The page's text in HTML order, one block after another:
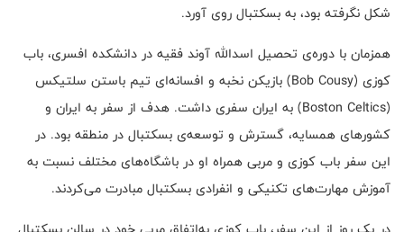
شکل نگرفته بود، به بسکتبال روی آورد.
همزمان با دوره‌ی تحصیل اسدالله آوند فقیه در دانشکده افسری، باب
کوزی (Bob Cousy) بازیکن نخبه و افسانه‌ای تیم باستن سلتیکس
(Boston Celtics) به ایران سفری داشت. هدف از سفر به ایران و
کشورهای همسایه، گسترش و توسعه‌ی بسکتبال در منطقه بود. در
این سفر باب کوزی و مربی همراه او در باشگاه‌های مختلف نسبت به
آموزش مهارت‌های تکنیکی و انفرادی بسکتبال مبادرت می‌کردند.